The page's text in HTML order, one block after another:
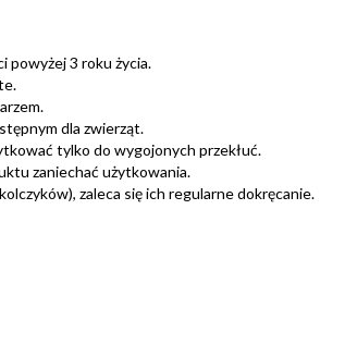
powyżej 3 roku życia.
dla zwierząt.
tylko do wygojonych przekłuć.
zaniechać użytkowania.
zaleca się ich regularne dokręcanie.